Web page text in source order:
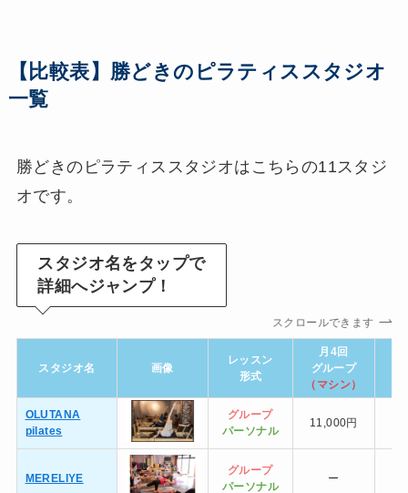
【比較表】勝どきのピラティススタジオ
一覧
勝どきのピラティススタジオはこちらの11スタジ
オです。
スタジオ名をタップで
詳細へジャンプ！
スクロールできます
スタジオ名 画像
レッスン
形式
月4回
グループ
（マシン）
OLUTANA
pilates
グループ
パーソナル
11,000円
MERELIYE
グループ
パーソナル
ー